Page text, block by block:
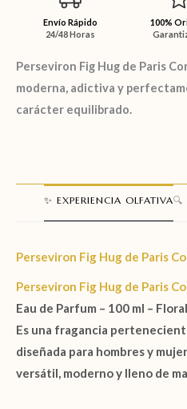
Envío Rápido
24/48 Horas
100%
Perseviron Fig Hug de Paris
moderna, adictiva y
carácter equilibrado.
✨ EXPERIENCIA OLFATIVA🔍
Perseviron Fig Hug de Paris
Perseviron Fig Hug de Paris
Eau de Parfum – 100 ml –
Es una fragancia
diseñada para hombres y
versátil, moderno y lleno de